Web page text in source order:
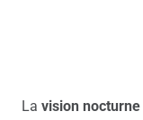
La vision nocturne